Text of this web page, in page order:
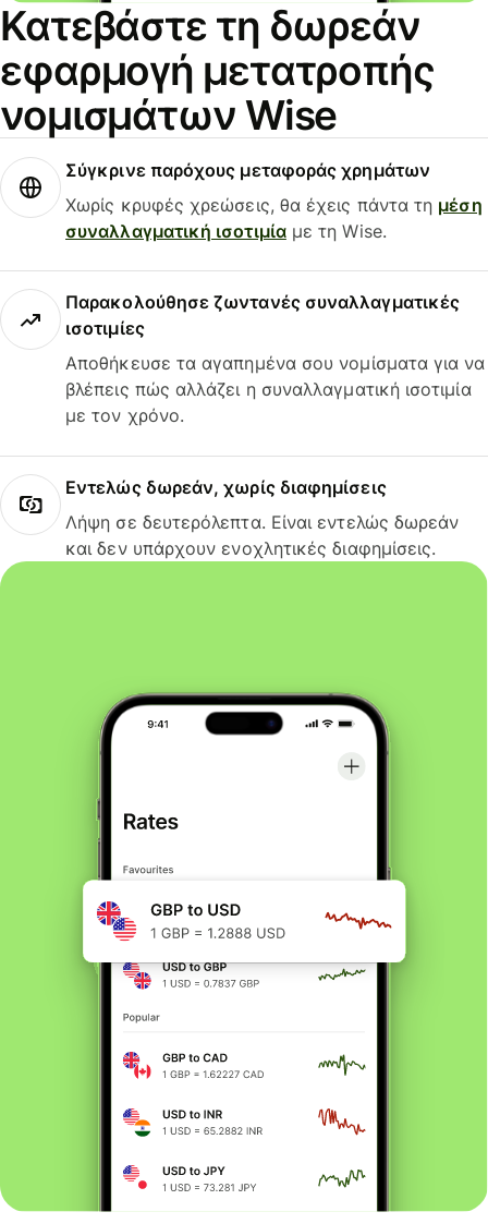
Κατεβάστε τη δωρεάν
εφαρμογή μετατροπής
νομισμάτων Wise
Σύγκρινε παρόχους μεταφοράς χρημάτων
Χωρίς κρυφές χρεώσεις, θα έχεις πάντα τη μέση
συναλλαγματική ισοτιμίαμε τη Wise.
Παρακολούθησε ζωντανές συναλλαγματικές
ισοτιμίες
Αποθήκευσε τα αγαπημένα σου νομίσματα για να
βλέπεις πώς αλλάζει η συναλλαγματική ισοτιμία
με τον χρόνο.
Εντελώς δωρεάν, χωρίς διαφημίσεις
Λήψη σε δευτερόλεπτα. Είναι εντελώς δωρεάν
και δεν υπάρχουν ενοχλητικές διαφημίσεις.